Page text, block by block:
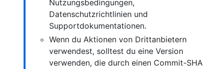
Nutzungsbedingungen,
Datenschutzrichtlinien und
Supportdokumentationen.
Wenn du Aktionen von Drittanbietern
verwendest, solltest du eine Version
verwenden, die durch einen Commit-SHA